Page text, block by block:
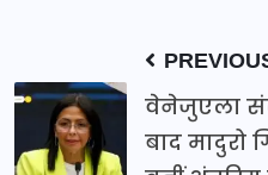
वेनेजुएला
बाद मादुरो